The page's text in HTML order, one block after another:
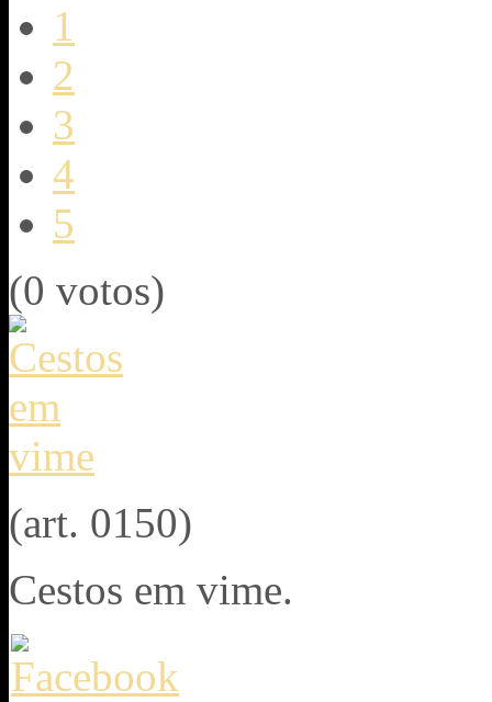
1
2
3
4
5
(0 votos)
(art. 0150)
Cestos em vime.